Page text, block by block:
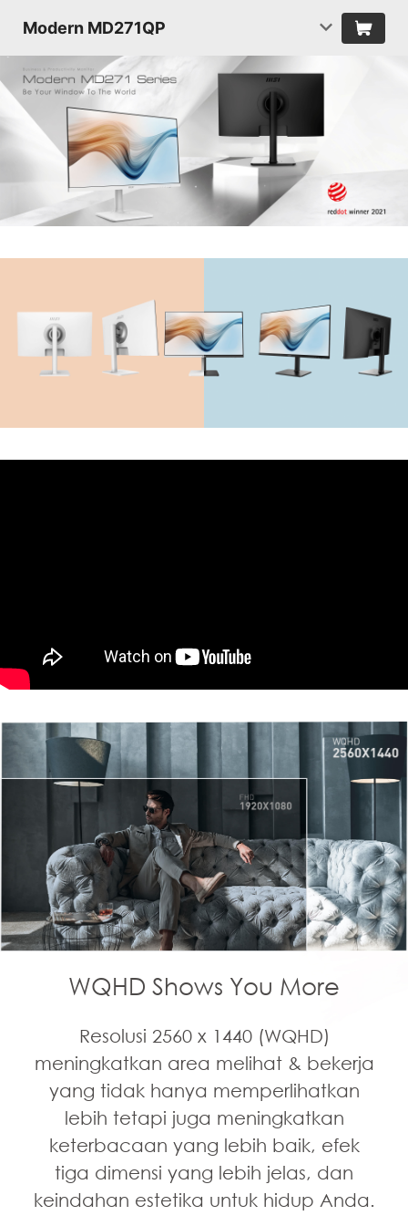
Modern MD271QP
WQHD Shows You More
Resolusi 2560 x 1440 (WQHD)
meningkatkan area melihat & bekerja
yang tidak hanya memperlihatkan
lebih tetapi juga meningkatkan
keterbacaan yang lebih baik, efek
tiga dimensi yang lebih jelas, dan
keindahan estetika untuk hidup Anda.